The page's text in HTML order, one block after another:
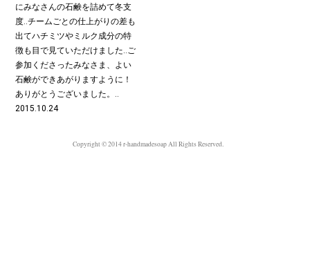
にみなさんの石鹸を詰めて冬支
度︎‥チームごとの仕上がりの差も
出てハチミツやミルク成分の特
徴も目で見ていただけました‥ご
参加くださったみなさま、よい
石鹸ができあがりますように！
ありがとうございました。‥
2015.10.24
Copyright © 2014 r-handmadesoap All Rights Reserved.